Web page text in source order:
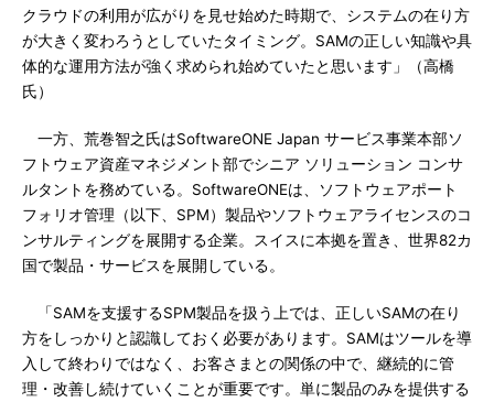
クラウドの利用が広がりを見せ始めた時期で、システムの在り方
が大きく変わろうとしていたタイミング。SAMの正しい知識や具
体的な運用方法が強く求められ始めていたと思います」（高橋
氏）
一方、荒巻智之氏はSoftwareONE Japan サービス事業本部ソ
フトウェア資産マネジメント部でシニア ソリューション コンサ
ルタントを務めている。SoftwareONEは、ソフトウェアポート
フォリオ管理（以下、SPM）製品やソフトウェアライセンスのコ
ンサルティングを展開する企業。スイスに本拠を置き、世界82カ
国で製品・サービスを展開している。
「SAMを支援するSPM製品を扱う上では、正しいSAMの在り
方をしっかりと認識しておく必要があります。SAMはツールを導
入して終わりではなく、お客さまとの関係の中で、継続的に管
理・改善し続けていくことが重要です。単に製品のみを提供する